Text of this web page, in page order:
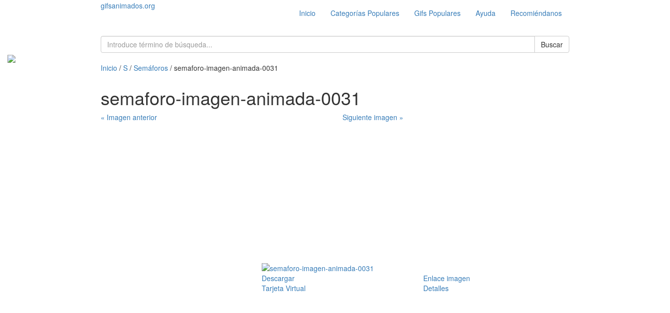
gifsanimados.org
Inicio Categorías Populares Gifs Populares Ayuda Recomiéndanos
Buscar
Inicio / S / Semáforos / semaforo-imagen-animada-0031
semaforo-imagen-animada-0031
« Imagen anterior Siguiente imagen »
Descargar
Enlace imagen
Tarjeta Virtual
Detalles